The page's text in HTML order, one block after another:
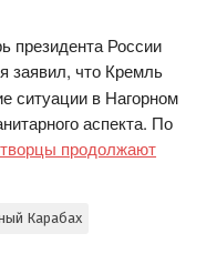
президента России
заявил, что Кремль
ситуации в Нагорном
аспекта. По
продолжают
Карабах